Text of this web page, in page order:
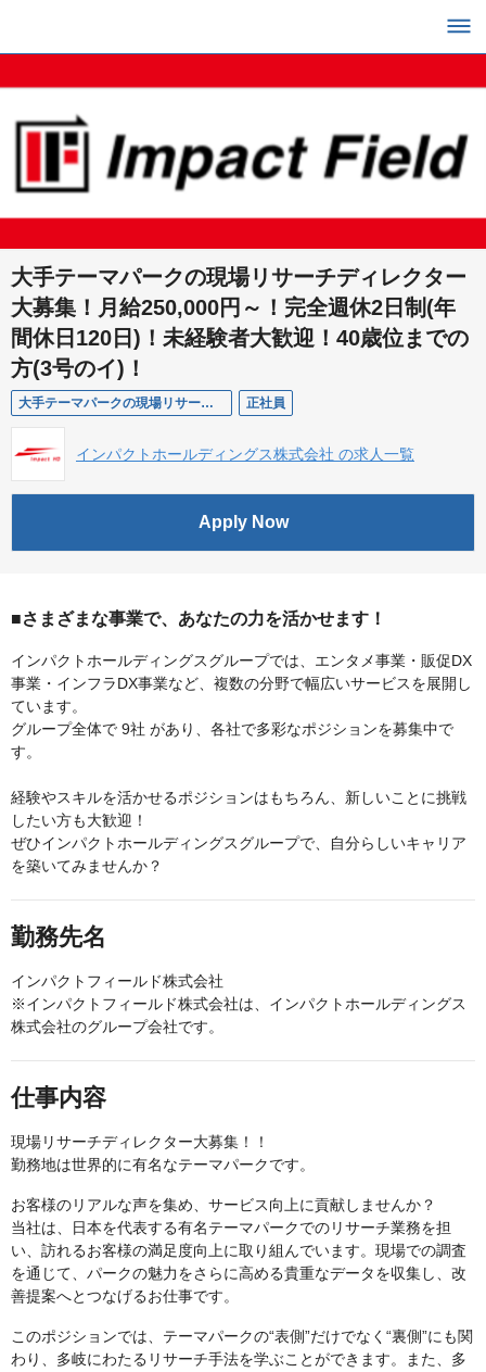
大手テーマパークの現場リサーチディレクター
大募集！月給250,000円～！完全週休2日制(年
間休日120日)！未経験者大歓迎！40歳位までの
方(3号のイ)！
大手テーマパークの現場リサーチディレクター／大阪 正社員
インパクトホールディングス株式会社 の求人一覧
Apply Now
■さまざまな事業で、あなたの力を活かせます！
インパクトホールディングスグループでは、エンタメ事業・販促DX
事業・インフラDX事業など、複数の分野で幅広いサービスを展開し
ています。
グループ全体で 9社 があり、各社で多彩なポジションを募集中で
す。
経験やスキルを活かせるポジションはもちろん、新しいことに挑戦
したい方も大歓迎！
ぜひインパクトホールディングスグループで、自分らしいキャリア
を築いてみませんか？
勤務先名
インパクトフィールド株式会社
※インパクトフィールド株式会社は、インパクトホールディングス
株式会社のグループ会社です。
仕事内容
現場リサーチディレクター大募集！！
勤務地は世界的に有名なテーマパークです。
お客様のリアルな声を集め、サービス向上に貢献しませんか？
当社は、日本を代表する有名テーマパークでのリサーチ業務を担
い、訪れるお客様の満足度向上に取り組んでいます。現場での調査
を通じて、パークの魅力をさらに高める貴重なデータを収集し、改
善提案へとつなげるお仕事です。
このポジションでは、テーマパークの“表側”だけでなく“裏側”にも関
わり、多岐にわたるリサーチ手法を学ぶことができます。また、多